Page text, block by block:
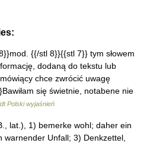
{{/stl 8}}{{stl 7}} tym słowem
dodaną do tekstu lub
chce zwrócić uwagę
się świetnie, notabene nie
Polski wyjaśnień
lat.), 1) bemerke wohl; daher ein
warnender Unfall; 3) Denkzettel,